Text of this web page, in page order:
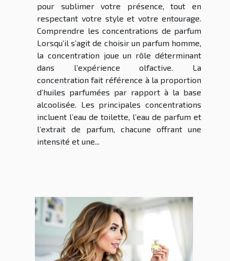
pour sublimer votre présence, tout en
respectant votre style et votre entourage.
Comprendre les concentrations de parfum
Lorsqu’il s’agit de choisir un parfum homme,
la concentration joue un rôle déterminant
dans l’expérience olfactive. La
concentration fait référence à la proportion
d’huiles parfumées par rapport à la base
alcoolisée. Les principales concentrations
incluent l’eau de toilette, l’eau de parfum et
l’extrait de parfum, chacune offrant une
intensité et une...